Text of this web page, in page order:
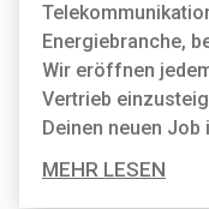
Energiebranche,
Wir eröffnen
Vertrieb
Deinen neuen Job
MEHR LESEN